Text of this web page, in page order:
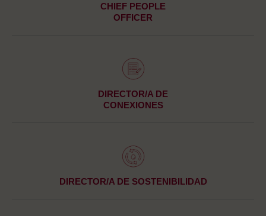
CHIEF PEOPLE
OFFICER
DIRECTOR/A DE
CONEXIONES
DIRECTOR/A DE SOSTENIBILIDAD